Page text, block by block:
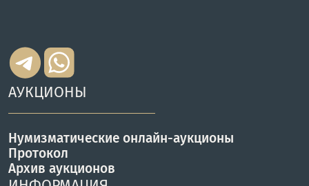
АУКЦИОНЫ
Нумизматические онлайн-аукционы
Протокол
Архив аукционов